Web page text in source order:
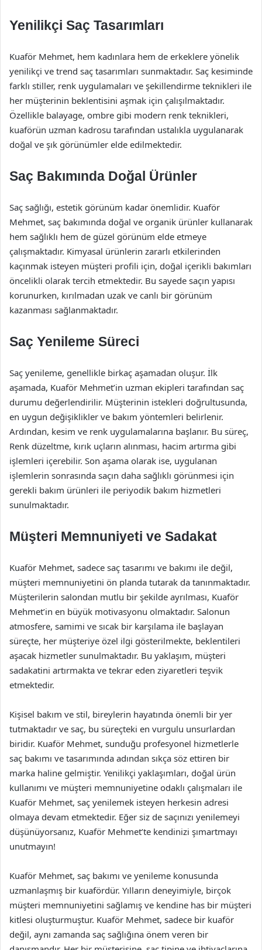
Yenilikçi Saç Tasarımları
Kuaför Mehmet, hem kadınlara hem de erkeklere yönelik
yenilikçi ve trend saç tasarımları sunmaktadır. Saç kesiminde
farklı stiller, renk uygulamaları ve şekillendirme teknikleri ile
her müşterinin beklentisini aşmak için çalışılmaktadır.
Özellikle balayage, ombre gibi modern renk teknikleri,
kuaförün uzman kadrosu tarafından ustalıkla uygulanarak
doğal ve şık görünümler elde edilmektedir.
Saç Bakımında Doğal Ürünler
Saç sağlığı, estetik görünüm kadar önemlidir. Kuaför
Mehmet, saç bakımında doğal ve organik ürünler kullanarak
hem sağlıklı hem de güzel görünüm elde etmeye
çalışmaktadır. Kimyasal ürünlerin zararlı etkilerinden
kaçınmak isteyen müşteri profili için, doğal içerikli bakımları
öncelikli olarak tercih etmektedir. Bu sayede saçın yapısı
korunurken, kırılmadan uzak ve canlı bir görünüm
kazanması sağlanmaktadır.
Saç Yenileme Süreci
Saç yenileme, genellikle birkaç aşamadan oluşur. İlk
aşamada, Kuaför Mehmet’in uzman ekipleri tarafından saç
durumu değerlendirilir. Müşterinin istekleri doğrultusunda,
en uygun değişiklikler ve bakım yöntemleri belirlenir.
Ardından, kesim ve renk uygulamalarına başlanır. Bu süreç,
Renk düzeltme, kırık uçların alınması, hacim artırma gibi
işlemleri içerebilir. Son aşama olarak ise, uygulanan
işlemlerin sonrasında saçın daha sağlıklı görünmesi için
gerekli bakım ürünleri ile periyodik bakım hizmetleri
sunulmaktadır.
Müşteri Memnuniyeti ve Sadakat
Kuaför Mehmet, sadece saç tasarımı ve bakımı ile değil,
müşteri memnuniyetini ön planda tutarak da tanınmaktadır.
Müşterilerin salondan mutlu bir şekilde ayrılması, Kuaför
Mehmet’in en büyük motivasyonu olmaktadır. Salonun
atmosfere, samimi ve sıcak bir karşılama ile başlayan
süreçte, her müşteriye özel ilgi gösterilmekte, beklentileri
aşacak hizmetler sunulmaktadır. Bu yaklaşım, müşteri
sadakatini artırmakta ve tekrar eden ziyaretleri teşvik
etmektedir.
Kişisel bakım ve stil, bireylerin hayatında önemli bir yer
tutmaktadır ve saç, bu süreçteki en vurgulu unsurlardan
biridir. Kuaför Mehmet, sunduğu profesyonel hizmetlerle
saç bakımı ve tasarımında adından sıkça söz ettiren bir
marka haline gelmiştir. Yenilikçi yaklaşımları, doğal ürün
kullanımı ve müşteri memnuniyetine odaklı çalışmaları ile
Kuaför Mehmet, saç yenilemek isteyen herkesin adresi
olmaya devam etmektedir. Eğer siz de saçınızı yenilemeyi
düşünüyorsanız, Kuaför Mehmet’te kendinizi şımartmayı
unutmayın!
Kuaför Mehmet, saç bakımı ve yenileme konusunda
uzmanlaşmış bir kuafördür. Yılların deneyimiyle, birçok
müşteri memnuniyetini sağlamış ve kendine has bir müşteri
kitlesi oluşturmuştur. Kuaför Mehmet, sadece bir kuaför
değil, aynı zamanda saç sağlığına önem veren bir